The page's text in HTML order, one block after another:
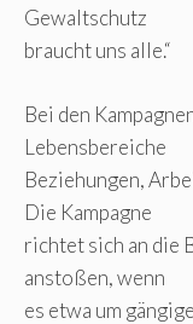
Gewaltschutz
braucht uns alle.“
Bei den
Lebensbereiche
Beziehungen,
Die Kampagne
richtet sich an die
anstoßen, wenn
es etwa um